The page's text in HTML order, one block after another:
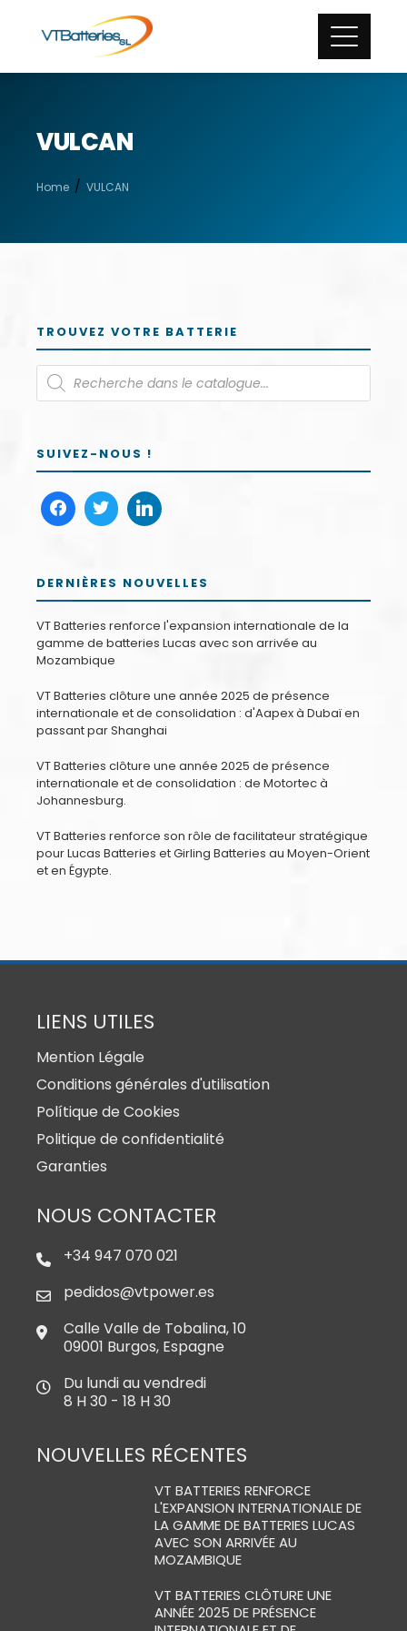
VULCAN
Home VULCAN
TROUVEZ VOTRE BATTERIE
SUIVEZ-NOUS !
DERNIÈRES NOUVELLES
VT Batteries renforce l'expansion internationale de la
gamme de batteries Lucas avec son arrivée au
Mozambique
VT Batteries clôture une année 2025 de présence
internationale et de consolidation : d'Aapex à Dubaï en
passant par Shanghai
VT Batteries clôture une année 2025 de présence
internationale et de consolidation : de Motortec à
Johannesburg.
VT Batteries renforce son rôle de facilitateur stratégique
pour Lucas Batteries et Girling Batteries au Moyen-Orient
et en Égypte.
LIENS UTILES
Mention Légale
Conditions générales d'utilisation
Polítique de Cookies
Politique de confidentialité
Garanties
NOUS CONTACTER
+34 947 070 021
pedidos@vtpower.es
Calle Valle de Tobalina, 10
09001 Burgos, Espagne
Du lundi au vendredi
8 H 30 - 18 H 30
NOUVELLES RÉCENTES
VT BATTERIES RENFORCE
L'EXPANSION INTERNATIONALE DE
LA GAMME DE BATTERIES LUCAS
AVEC SON ARRIVÉE AU
MOZAMBIQUE
VT BATTERIES CLÔTURE UNE
ANNÉE 2025 DE PRÉSENCE